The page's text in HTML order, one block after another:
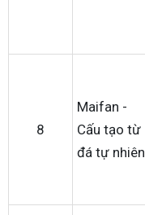
8
Maifan -
Cấu tạo từ
đá tự nhiên